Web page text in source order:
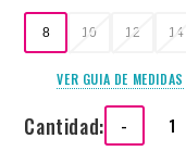
8 10 12 14
VER GUIA DE MEDIDAS
Cantidad: -